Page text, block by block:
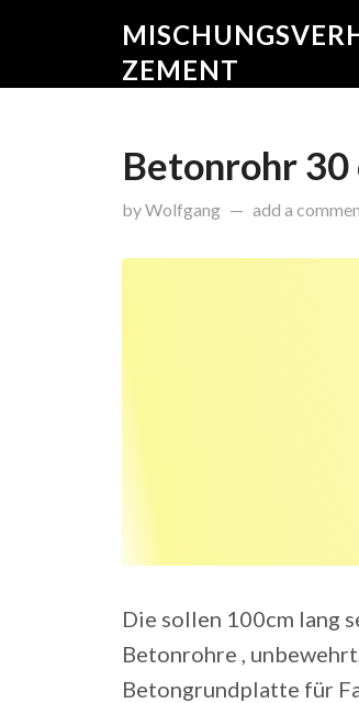
ZEMENT
Betonrohr 30
byWolfgang onFebruar 17,
add a
Die sollen 100cm lang
Betonrohre ,
Betongrundplatte für